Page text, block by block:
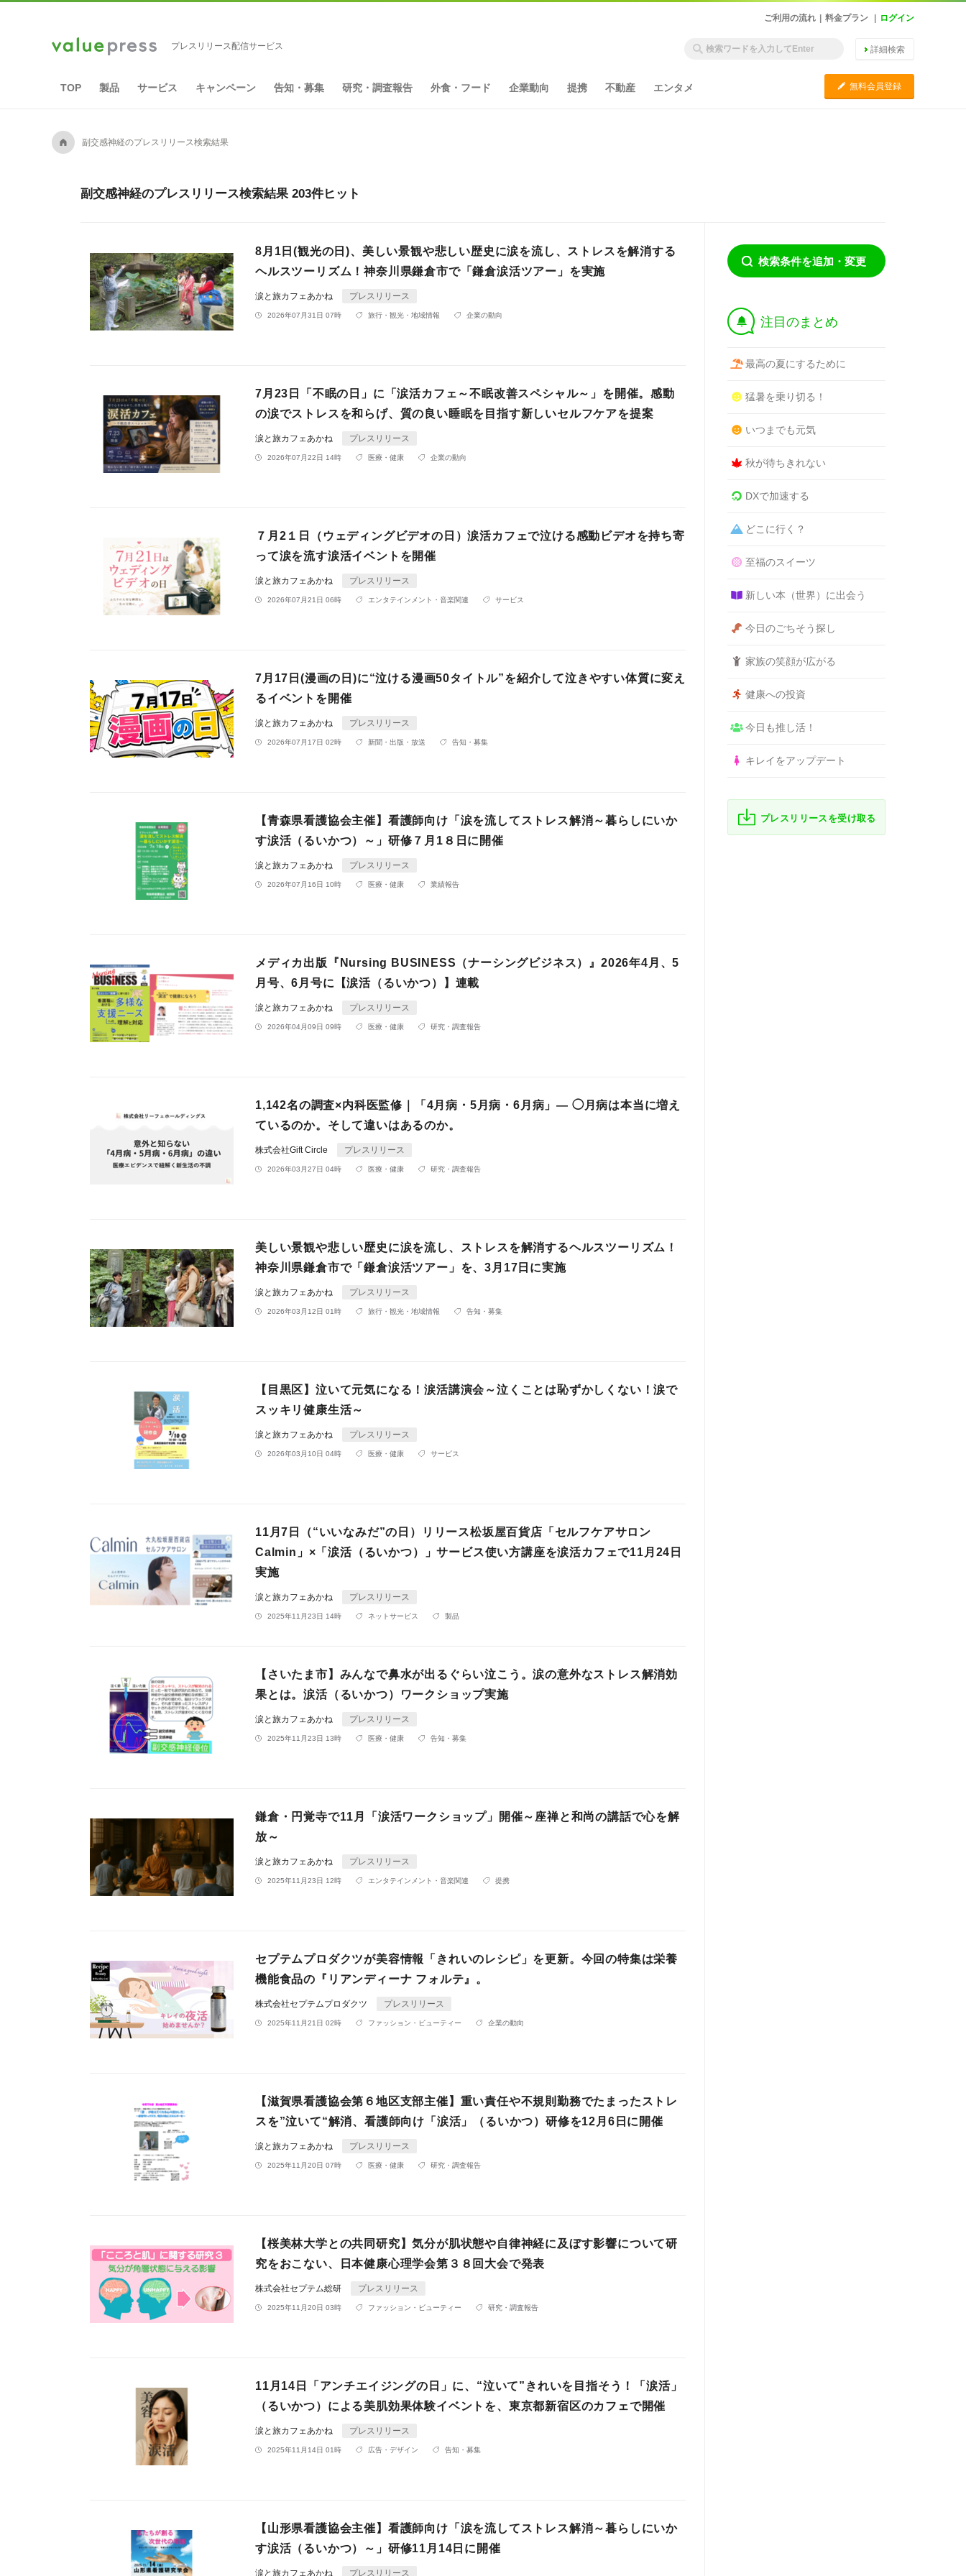
ご利用の流れ 料金プラン ログイン
プレスリリース配信サービス 詳細検索
TOP 製品 サービス キャンペーン 告知・募集 研究・調査報告 外食・フード 企業動向 提携 不動産 エンタメ C 無料会員登録
A 副交感神経のプレスリリース検索結果
副交感神経のプレスリリース検索結果 203件ヒット
8月1日(観光の日)、美しい景観や悲しい歴史に涙を流し、ストレスを解消する
ヘルスツーリズム！神奈川県鎌倉市で「鎌倉涙活ツアー」を実施
涙と旅カフェあかね プレスリリース
2026年07月31日 07時 旅行・観光・地域情報 企業の動向
7月23日「不眠の日」に「涙活カフェ～不眠改善スペシャル～」を開催。感動
の涙でストレスを和らげ、質の良い睡眠を目指す新しいセルフケアを提案
涙と旅カフェあかね プレスリリース
2026年07月22日 14時 医療・健康 企業の動向
７月2１日（ウェディングビデオの日）涙活カフェで泣ける感動ビデオを持ち寄
って涙を流す涙活イベントを開催
涙と旅カフェあかね プレスリリース
2026年07月21日 06時 エンタテインメント・音楽関連 サービス
7月17日(漫画の日)に“泣ける漫画50タイトル”を紹介して泣きやすい体質に変え
るイベントを開催
涙と旅カフェあかね プレスリリース
2026年07月17日 02時 新聞・出版・放送 告知・募集
【青森県看護協会主催】看護師向け「涙を流してストレス解消～暮らしにいか
す涙活（るいかつ）～」研修７月1８日に開催
涙と旅カフェあかね プレスリリース
2026年07月16日 10時 医療・健康 業績報告
メディカ出版『Nursing BUSINESS（ナーシングビジネス）』2026年4月、5
月号、6月号に【涙活（るいかつ）】連載
涙と旅カフェあかね プレスリリース
2026年04月09日 09時 医療・健康 研究・調査報告
1,142名の調査×内科医監修｜「4月病・5月病・6月病」— ◯月病は本当に増え
ているのか。そして違いはあるのか。
株式会社Gift Circle プレスリリース
2026年03月27日 04時 医療・健康 研究・調査報告
美しい景観や悲しい歴史に涙を流し、ストレスを解消するヘルスツーリズム！
神奈川県鎌倉市で「鎌倉涙活ツアー」を、3月17日に実施
涙と旅カフェあかね プレスリリース
2026年03月12日 01時 旅行・観光・地域情報 告知・募集
【目黒区】泣いて元気になる！涙活講演会～泣くことは恥ずかしくない！涙で
スッキリ健康生活～
涙と旅カフェあかね プレスリリース
2026年03月10日 04時 医療・健康 サービス
11月7日（“いいなみだ”の日）リリース松坂屋百貨店「セルフケアサロン
Calmin」×「涙活（るいかつ）」サービス使い方講座を涙活カフェで11月24日
実施
涙と旅カフェあかね プレスリリース
2025年11月23日 14時 ネットサービス 製品
【さいたま市】みんなで鼻水が出るぐらい泣こう。涙の意外なストレス解消効
果とは。涙活（るいかつ）ワークショップ実施
涙と旅カフェあかね プレスリリース
2025年11月23日 13時 医療・健康 告知・募集
鎌倉・円覚寺で11月「涙活ワークショップ」開催～座禅と和尚の講話で心を解
放～
涙と旅カフェあかね プレスリリース
2025年11月23日 12時 エンタテインメント・音楽関連 提携
セプテムプロダクツが美容情報「きれいのレシピ」を更新。今回の特集は栄養
機能食品の『リアンディーナ フォルテ』。
株式会社セプテムプロダクツ プレスリリース
2025年11月21日 02時 ファッション・ビューティー 企業の動向
【滋賀県看護協会第６地区支部主催】重い責任や不規則勤務でたまったストレ
スを”泣いて“解消、看護師向け「涙活」（るいかつ）研修を12月6日に開催
涙と旅カフェあかね プレスリリース
2025年11月20日 07時 医療・健康 研究・調査報告
【桜美林大学との共同研究】気分が肌状態や自律神経に及ぼす影響について研
究をおこない、日本健康心理学会第３８回大会で発表
株式会社セプテム総研 プレスリリース
2025年11月20日 03時 ファッション・ビューティー 研究・調査報告
11月14日「アンチエイジングの日」に、“泣いて”きれいを目指そう！「涙活」
（るいかつ）による美肌効果体験イベントを、東京都新宿区のカフェで開催
涙と旅カフェあかね プレスリリース
2025年11月14日 01時 広告・デザイン 告知・募集
【山形県看護協会主催】看護師向け「涙を流してストレス解消～暮らしにいか
す涙活（るいかつ）～」研修11月14日に開催
涙と旅カフェあかね プレスリリース
検索条件を追加・変更
† 注目のまとめ
最高の夏にするために
猛暑を乗り切る！
いつまでも元気
秋が待ちきれない
DXで加速する
どこに行く？
至福のスイーツ
新しい本（世界）に出会う
今日のごちそう探し
家族の笑顔が広がる
健康への投資
今日も推し活！
キレイをアップデート
プレスリリースを受け取る